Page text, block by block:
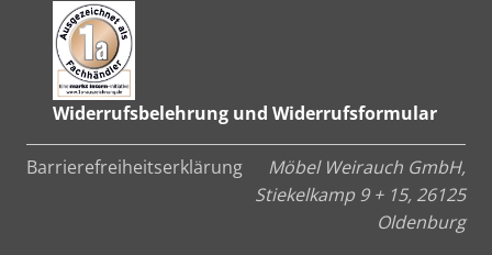
Widerrufsbelehrung und Widerrufsformular
Barrierefreiheitserklärung
Möbel Weirauch GmbH,
Stiekelkamp 9 + 15, 26125
Oldenburg